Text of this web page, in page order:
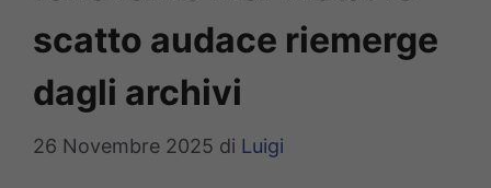
scatto audace riemerge
dagli archivi
26 Novembre 2025 di Luigi